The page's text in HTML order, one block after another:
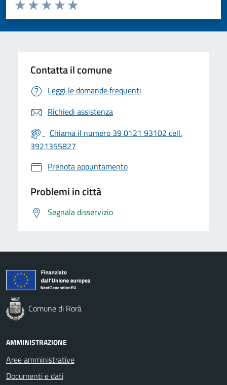
Valuta 5 stelle su 5
Valuta 4 stelle su 5
Valuta 3 stelle su 5
Valuta 2 stelle su 5
Valuta 1 stelle su 5
Contatta il comune
Leggi le domande frequenti
Richiedi assistenza
Chiama il numero 39 0121 93102 cell.
3921355827
Prenota appuntamento
Problemi in città
Segnala disservizio
Comune di Rorà
AMMINISTRAZIONE
Aree amministrative
Documenti e dati